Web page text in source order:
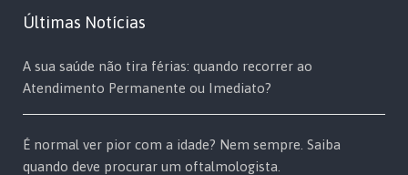
Últimas Notícias
A sua saúde não tira férias: quando recorrer ao
Atendimento Permanente ou Imediato?
É normal ver pior com a idade? Nem sempre. Saiba
quando deve procurar um oftalmologista.